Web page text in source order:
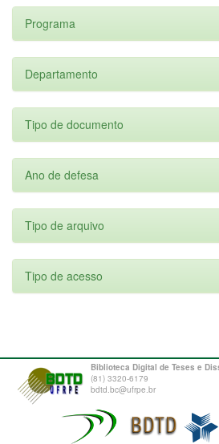
Programa
Departamento
Tipo de documento
Ano de defesa
Tipo de arquivo
Tipo de acesso
Biblioteca Digital de Teses e
(81) 3320-6179
bdtd.bc@ufrpe.br